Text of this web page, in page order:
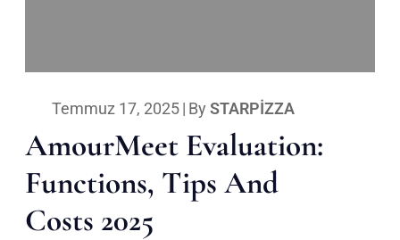
Temmuz 17, 2025| By STARPIZZA
AmourMeet Evaluation:
Functions, Tips And
Costs 2025